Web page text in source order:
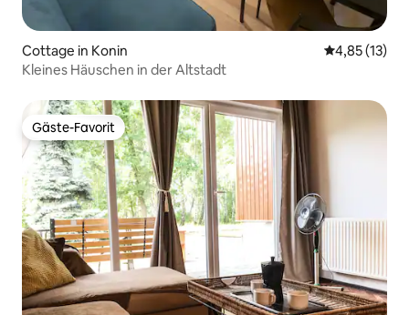
Cottage in Konin
4,85 (13)
Kleines Häuschen in der Altstadt
Gäste-Favorit
Gäste-Favorit